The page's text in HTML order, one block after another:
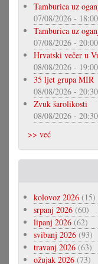
Tamburica uz
07/08/2026 - 18:00
Tamburica uz
07/08/2026 - 20:00
Hrvatski večer u
08/08/2026 - 19:00
35 ljet grupa MIR
08/08/2026 - 20:30
Zvuk šarolikosti
08/08/2026 - 20:30
>> već
kolovoz 2026 (15)
srpanj 2026 (60)
lipanj 2026 (62)
svibanj 2026 (93)
travanj 2026 (63)
ožujak 2026 (73)